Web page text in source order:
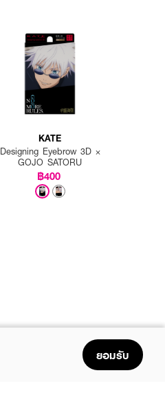
KATE
Designing Eyebrow 3D ×
GOJO SATORU
฿400
ยอมรับ